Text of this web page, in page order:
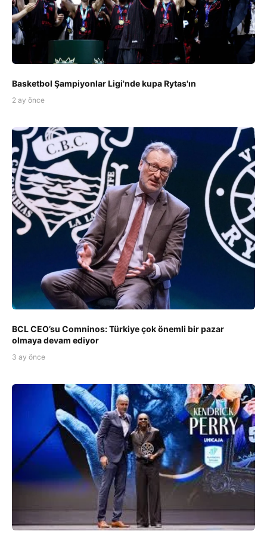
Basketbol Şampiyonlar Ligi'nde kupa Rytas'ın
2 ay önce
BCL CEO’su Comninos: Türkiye çok önemli bir pazar
olmaya devam ediyor
3 ay önce